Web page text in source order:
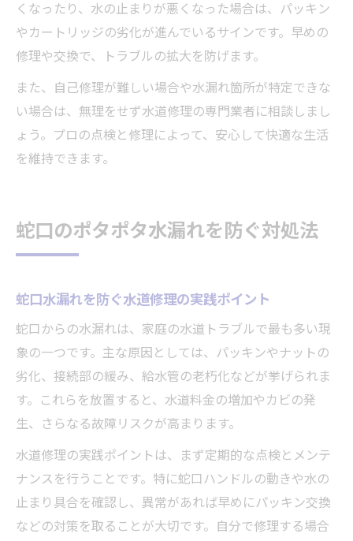
くなったり、水の止まりが悪くなった場合は、パッキン
やカートリッジの劣化が進んでいるサインです。早めの
修理や交換で、トラブルの拡大を防げます。
また、自己修理が難しい場合や水漏れ箇所が特定できな
い場合は、無理をせず水道修理の専門業者に相談しまし
ょう。プロの点検と修理によって、安心して快適な生活
を維持できます。
蛇口のポタポタ水漏れを防ぐ対処法
蛇口水漏れを防ぐ水道修理の実践ポイント
蛇口からの水漏れは、家庭の水道トラブルで最も多い現
象の一つです。主な原因としては、パッキンやナットの
劣化、接続部の緩み、給水管の老朽化などが挙げられま
す。これらを放置すると、水道料金の増加やカビの発
生、さらなる故障リスクが高まります。
水道修理の実践ポイントは、まず定期的な点検とメンテ
ナンスを行うことです。特に蛇口ハンドルの動きや水の
止まり具合を確認し、異常があれば早めにパッキン交換
などの対策を取ることが大切です。自分で修理する場合